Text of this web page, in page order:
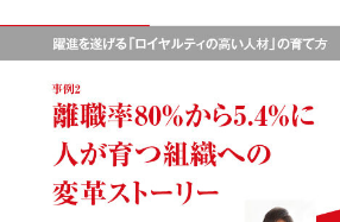
組織力 目標設定 社会貢献
人材育成
自己管理
検索